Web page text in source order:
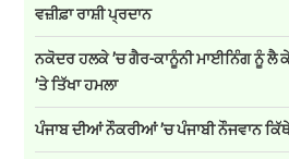
ਵਜ਼ੀਫ਼ਾ ਰਾਸ਼ੀ ਪ੍ਰਦਾਨ
ਨਕੋਦਰ ਹਲਕੇ ’ਚ ਗੈਰ-ਕਾਨੂੰਨੀ ਮਾਈਨਿੰਗ ਨੂੰ ਲੈ
’ਤੇ ਤਿੱਖਾ ਹਮਲਾ
ਪੰਜਾਬ ਦੀਆਂ ਨੌਕਰੀਆਂ ’ਚ ਪੰਜਾਬੀ ਨੌਜਵਾਨ